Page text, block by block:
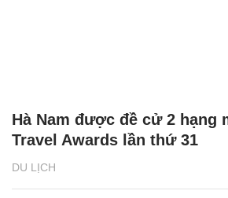
DU LỊCH
Hà Nam được đề cử 2 hạng
Travel Awards lần thứ 31